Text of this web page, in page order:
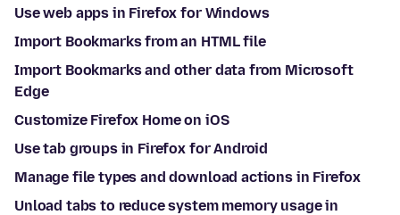
Use web apps in Firefox for Windows
Import Bookmarks from an HTML file
Import Bookmarks and other data from Microsoft
Edge
Customize Firefox Home on iOS
Use tab groups in Firefox for Android
Manage file types and download actions in Firefox
Unload tabs to reduce system memory usage in